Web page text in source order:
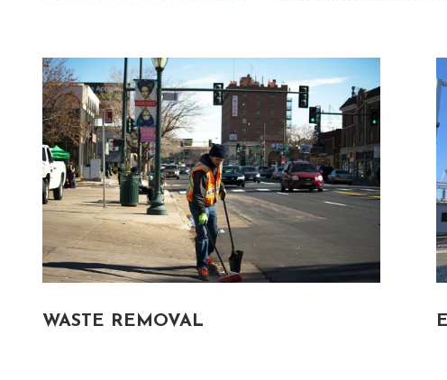
WASTE REMOVAL